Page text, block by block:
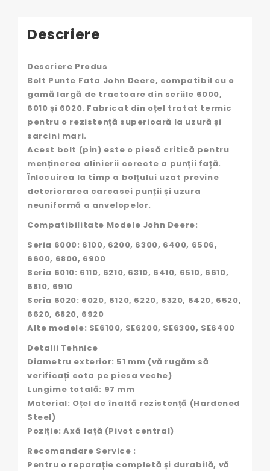
Descriere
Descriere Produs
Bolt Punte Fata John Deere, compatibil cu o
gamă largă de tractoare din seriile 6000,
6010 și 6020. Fabricat din oțel tratat termic
pentru o rezistență superioară la uzură și
sarcini mari.
Acest bolt (pin) este o piesă critică pentru
menținerea alinierii corecte a punții față.
Înlocuirea la timp a bolțului uzat previne
deteriorarea carcasei punții și uzura
neuniformă a anvelopelor.
Compatibilitate Modele John Deere:
Seria 6000: 6100, 6200, 6300, 6400, 6506,
6600, 6800, 6900
Seria 6010: 6110, 6210, 6310, 6410, 6510, 6610,
6810, 6910
Seria 6020: 6020, 6120, 6220, 6320, 6420, 6520,
6620, 6820, 6920
Alte modele: SE6100, SE6200, SE6300, SE6400
Detalii Tehnice
Diametru exterior: 51 mm (vă rugăm să
verificați cota pe piesa veche)
Lungime totală: 97 mm
Material: Oțel de înaltă rezistență (Hardened
Steel)
Poziție: Axă față (Pivot central)
Recomandare Service :
Pentru o reparație completă și durabilă, vă